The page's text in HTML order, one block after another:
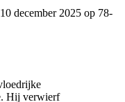
december 2025 op 78-
Hij verwierf